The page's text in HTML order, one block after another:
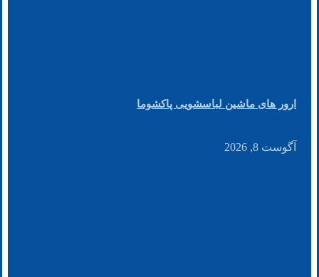
ارور های ماشین لباسشویی پاکشوما
آگوست 8, 2026